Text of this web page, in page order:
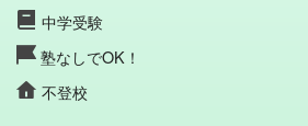
中学受験
塾なしでOK！
不登校